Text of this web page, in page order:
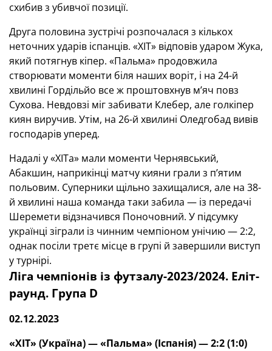
схибив з убивчої позиції.
Друга половина зустрічі розпочалася з кількох
неточних ударів іспанців. «ХІТ» відповів ударом Жука,
який потягнув кіпер. «Пальма» продовжила
створювати моменти біля наших воріт, і на 24-й
хвилині Гордільйо все ж проштовхнув м’яч повз
Сухова. Невдовзі міг забивати Клебер, але голкіпер
киян виручив. Утім, на 26-й хвилині Оледгобад вивів
господарів уперед.
Надалі у «ХІТа» мали моменти Чернявський,
Абакшин, наприкінці матчу кияни грали з п’ятим
польовим. Суперники щільно захищалися, але на 38-
й хвилині наша команда таки забила — із передачі
Шеремети відзначився Поночовний. У підсумку
українці зіграли із чинним чемпіоном унічию — 2:2,
однак посіли третє місце в групі й завершили виступ
у турнірі.
Ліга чемпіонів із футзалу-2023/2024. Еліт-
раунд. Група D
02.12.2023
«ХІТ» (Україна) — «Пальма» (Іспанія) — 2:2 (1:0)